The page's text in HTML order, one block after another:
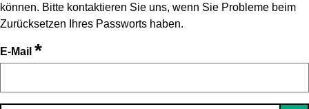
können. Bitte kontaktieren Sie uns, wenn Sie Probleme beim
Zurücksetzen Ihres Passworts haben.
E-Mail *